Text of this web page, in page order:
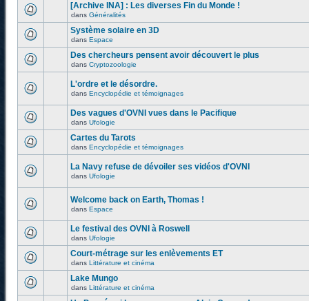
[Archive INA] : Les diverses Fin du Monde !
dans Généralités
Système solaire en 3D
dans Espace
Des chercheurs pensent avoir découvert le plus
dans Cryptozoologie
L'ordre et le désordre.
dans Encyclopédie et témoignages
Des vagues d'OVNI vues dans le Pacifique
dans Ufologie
Cartes du Tarots
dans Encyclopédie et témoignages
La Navy refuse de dévoiler ses vidéos d'OVNI
dans Ufologie
Welcome back on Earth, Thomas !
dans Espace
Le festival des OVNI à Roswell
dans Ufologie
Court-métrage sur les enlèvements ET
dans Littérature et cinéma
Lake Mungo
dans Littérature et cinéma